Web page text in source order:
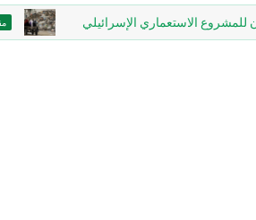
الاستعماري الإسرائيلي مقالات اخبارية